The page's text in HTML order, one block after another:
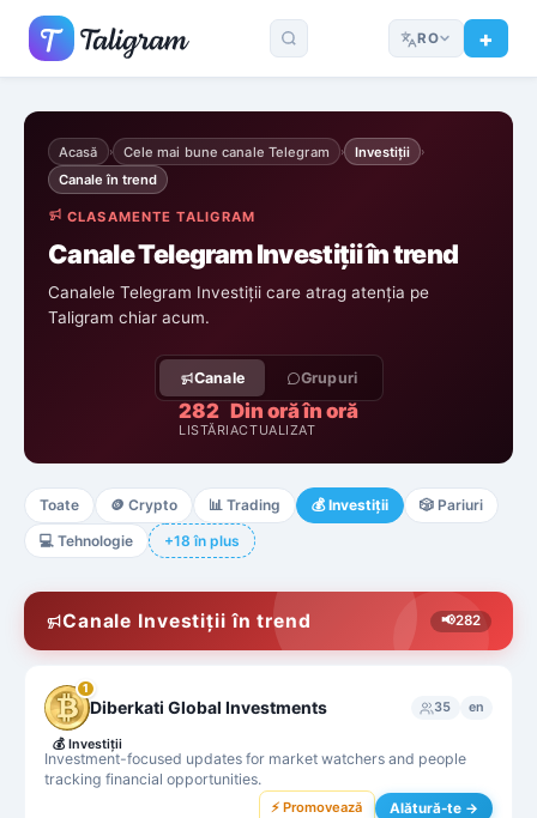
RO
Acasă › Cele mai bune canale Telegram › Investiții ›
Canale în trend
CLASAMENTE TALIGRAM
Canale Telegram Investiții în trend
Canalele Telegram Investiții care atrag atenția pe
Taligram chiar acum.
Canale Grupuri
282
LISTĂRI
Din oră în oră
ACTUALIZAT
Toate 🪙 Crypto 📊 Trading 💰 Investiții 🎲 Pariuri
💻 Tehnologie +18 în plus
Canale Investiții în trend 📢282
1
Diberkati Global Investments 35 en
Investment-focused updates for market watchers and people
tracking financial opportunities.
💰 Investiții
⚡ Promovează Alătură-te →